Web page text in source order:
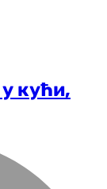
кући,